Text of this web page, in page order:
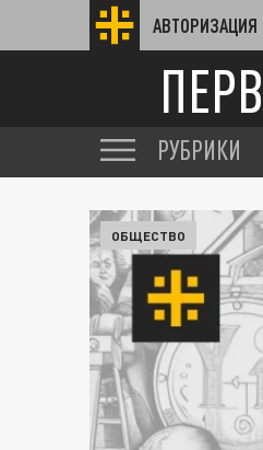
АВТОРИЗАЦИЯ
РУБРИКИ
ОБЩЕСТВО